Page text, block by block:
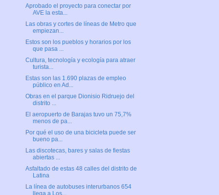
Aprobado el proyecto para conectar por
AVE la esta...
Las obras y cortes de líneas de Metro que
empiezan...
Estos son los pueblos y horarios por los
que pasa ...
Cultura, tecnología y ecología para atraer
turista...
Estas son las 1.690 plazas de empleo
público en Ad...
Obras en el parque Dionisio Ridruejo del
distrito ...
El aeropuerto de Barajas tuvo un 75,7%
menos de pa...
Por qué el uso de una bicicleta puede ser
bueno pa...
Las discotecas, bares y salas de fiestas
abiertas ...
Asfaltado de estas 48 calles del distrito de
Latina
La línea de autobuses interurbanos 654